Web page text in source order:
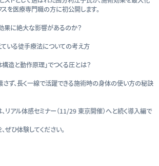
を医療専門職の方に初公開します。
果に絶大な影響があるのか？
ている徒手療法についての考え方
造と動作原理」でつくる圧とは？
さず、長く一線で活躍できる施術時の身体の使い方の秘訣
リアル体感セミナー（11/29 東京開催）へと続く導入編で
ひ体験してください。